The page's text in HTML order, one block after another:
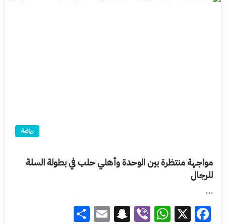
رياضة
مواجهة منتظرة بين الوحدة وأهلي حلب في بطولة السلة
للرجال
…
Facebook
X
WhatsApp
Viber
Snapchat
Email